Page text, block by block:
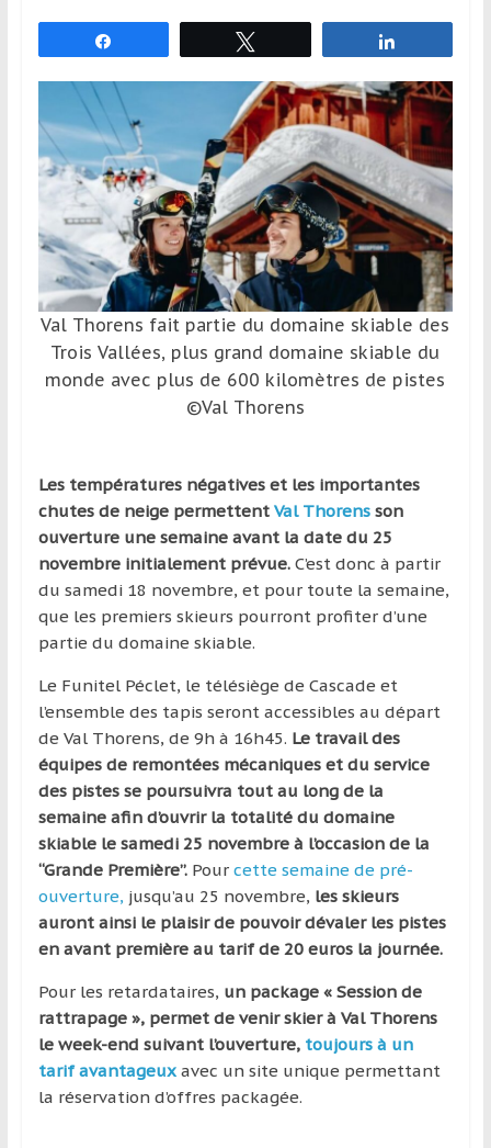
sport,
qui
se
déplacent
en
France
l’étranger
pour
assouvir
leur
passion,
tout
découverte
culturelle
d’un
pays
d’une
Val Thorens fait partie du domaine skiable des
Trois Vallées, plus grand domaine skiable du
monde avec plus de 600 kilomètres de pistes
©Val Thorens
Les températures négatives et les importantes
chutes de neige permettent Val Thorens son
ouverture une semaine avant la date du 25
novembre initialement prévue. C’est donc à partir
du samedi 18 novembre, et pour toute la semaine,
que les premiers skieurs pourront profiter d’une
partie du domaine skiable.
Le Funitel Péclet, le télésiège de Cascade et
l’ensemble des tapis seront accessibles au départ
de Val Thorens, de 9h à 16h45. Le travail des
équipes de remontées mécaniques et du service
des pistes se poursuivra tout au long de la
semaine afin d’ouvrir la totalité du domaine
skiable le samedi 25 novembre à l’occasion de la
“Grande Première”. Pour cette semaine de pré-
ouverture, jusqu’au 25 novembre, les skieurs
auront ainsi le plaisir de pouvoir dévaler les pistes
en avant première au tarif de 20 euros la journée.
Pour les retardataires, un package « Session de
rattrapage », permet de venir skier à Val Thorens
le week-end suivant l’ouverture, toujours à un
tarif avantageux avec un site unique permettant
la réservation d’offres packagée.